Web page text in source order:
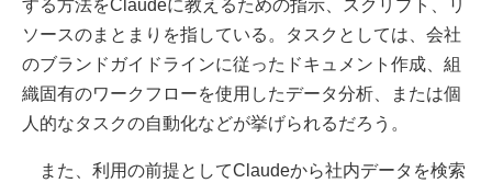
する方法をClaudeに教えるための指示、スクリプト、リ
ソースのまとまりを指している。タスクとしては、会社
のブランドガイドラインに従ったドキュメント作成、組
織固有のワークフローを使用したデータ分析、または個
人的なタスクの自動化などが挙げられるだろう。
また、利用の前提としてClaudeから社内データを検索